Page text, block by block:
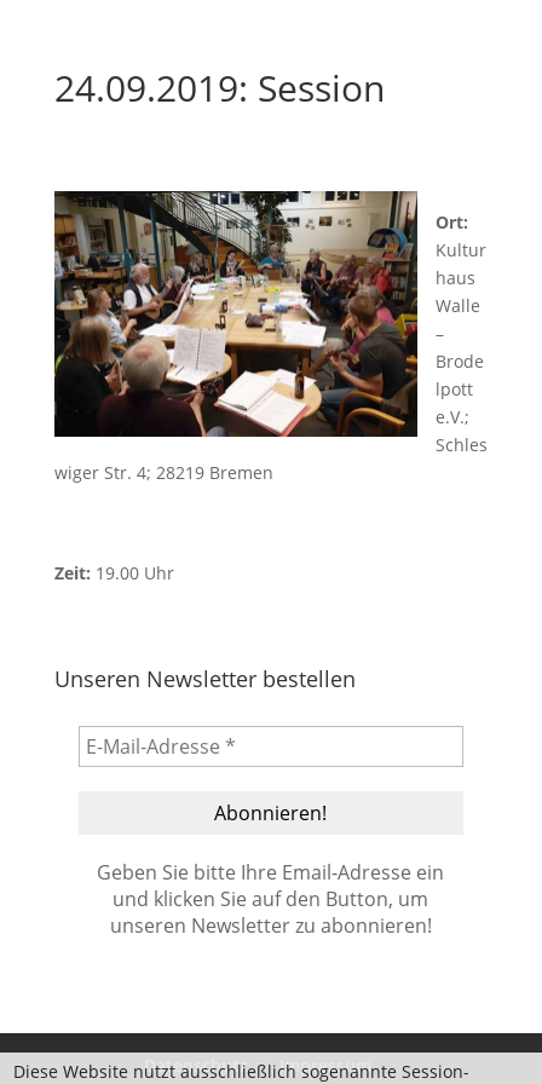
24.09.2019: Session
Ort:
Kultur
haus
Walle
–
Brode
lpott
e.V.;
Schles
wiger Str. 4; 28219 Bremen
Zeit: 19.00 Uhr
Unseren Newsletter bestellen
Geben Sie bitte Ihre Email-Adresse ein
und klicken Sie auf den Button, um
unseren Newsletter zu abonnieren!
Datenschutz Impressum
Diese Website nutzt ausschließlich sogenannte Session-